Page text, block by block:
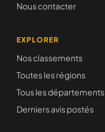
Nous contacter
EXPLORER
Nos classements
Toutes les régions
Tous les départements
Derniers avis postés